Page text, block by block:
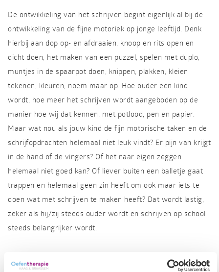
De ontwikkeling van het schrijven begint eigenlijk al bij de
ontwikkeling van de fijne motoriek op jonge leeftijd. Denk
hierbij aan dop op- en afdraaien, knoop en rits open en
dicht doen, het maken van een puzzel, spelen met duplo,
muntjes in de spaarpot doen, knippen, plakken, kleien
tekenen, kleuren, noem maar op. Hoe ouder een kind
wordt, hoe meer het schrijven wordt aangeboden op de
manier hoe wij dat kennen, met potlood, pen en papier.
Maar wat nou als jouw kind de fijn motorische taken en de
schrijfopdrachten helemaal niet leuk vindt? Er pijn van krijgt
in de hand of de vingers? Of het naar eigen zeggen
helemaal niet goed kan? Of liever buiten een balletje gaat
trappen en helemaal geen zin heeft om ook maar iets te
doen wat met schrijven te maken heeft? Dat wordt lastig,
zeker als hij/zij steeds ouder wordt en schrijven op school
steeds belangrijker wordt.